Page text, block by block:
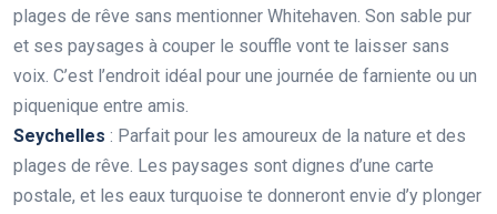
plages de rêve sans mentionner Whitehaven. Son sable pur
et ses paysages à couper le souffle vont te laisser sans
voix. C’est l’endroit idéal pour une journée de farniente ou un
piquenique entre amis.
Seychelles : Parfait pour les amoureux de la nature et des
plages de rêve. Les paysages sont dignes d’une carte
postale, et les eaux turquoise te donneront envie d’y plonger